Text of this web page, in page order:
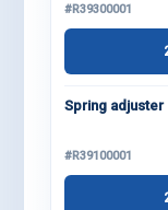
#R39300001
Spring adjuster
#R39100001